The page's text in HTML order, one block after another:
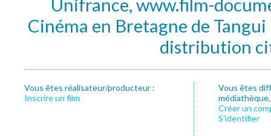
Unifrance, www.film-
Cinéma en Bretagne de
distribution
Vous êtes réalisateur/producteur :
Inscrire un film
Vous êtes
Créer un
S’identifier